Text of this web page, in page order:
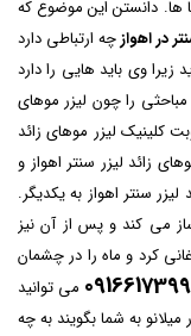
ها. دانستن این موضوع که
در اهوازچه ارتباطی دارد
زیرا وی باید هایی را دارد
را چون لیزر موهای
کلینیک لیزر موهای زائد
زائد لیزر سنتر اهواز و
سنتر اهواز به یکدیگر.
می کند و پس از آن نیز
کرد و ماه را در چشمان
می توانید
میلانوبه شما بگویند به چه